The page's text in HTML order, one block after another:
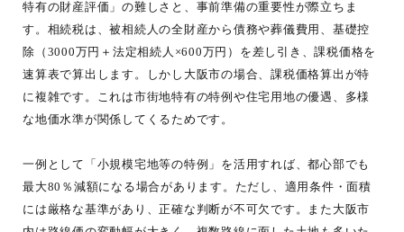
特有の財産評価」の難しさと、事前準備の重要性が際立ちま
す。相続税は、被相続人の全財産から債務や葬儀費用、基礎控
除（3000万円＋法定相続人×600万円）を差し引き、課税価格を
速算表で算出します。しかし大阪市の場合、課税価格算出が特
に複雑です。これは市街地特有の特例や住宅用地の優遇、多様
な地価水準が関係してくるためです。
一例として「小規模宅地等の特例」を活用すれば、都心部でも
最大80％減額になる場合があります。ただし、適用条件・面積
には厳格な基準があり、正確な判断が不可欠です。また大阪市